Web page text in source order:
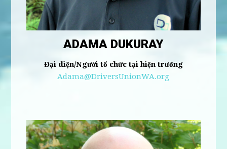
ADAMA DUKURAY
Đại diện/Người tổ chức tại hiện trường
Adama@DriversUnionWA.org